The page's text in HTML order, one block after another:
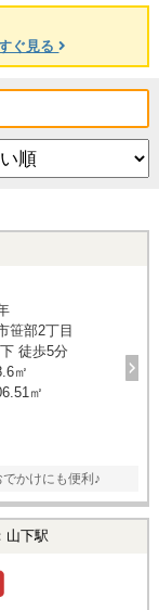
ぐ見る
笹部2丁目
徒歩5分
㎡
㎡
かけにも便利♪
山下駅